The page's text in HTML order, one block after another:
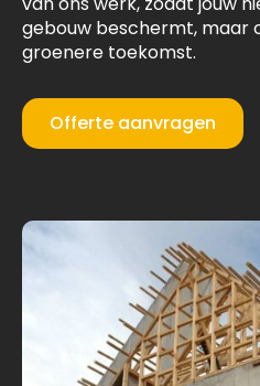
gebouw beschermt, maar
groenere toekomst.
Offerte aanvragen